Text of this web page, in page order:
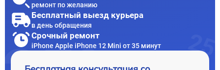
ремонт по желанию
Бесплатный выезд курьера
в день обращения
Срочный ремонт
iPhone Apple iPhone 12 Mini от 35 минут